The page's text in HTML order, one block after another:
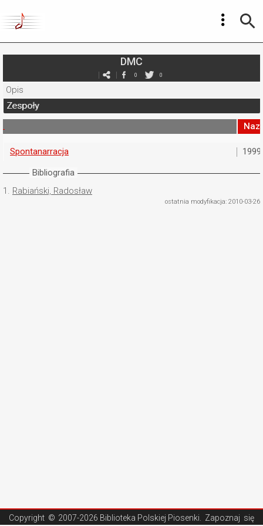
DMC
0 0
Opis
Zespoły
Spontanarracja
1999
Bibliografia
1. Rabiański, Radosław
ostatnia modyfikacja: 2010-03-26
Copyright © 2007-2026 Biblioteka Polskiej Piosenki . Zapoznaj się